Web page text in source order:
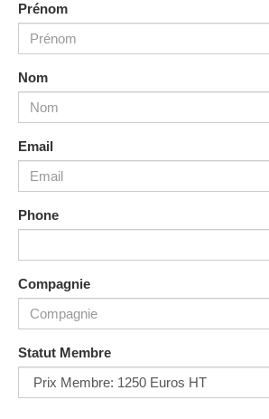
Prénom
Nom
Email
Phone
Compagnie
Statut Membre